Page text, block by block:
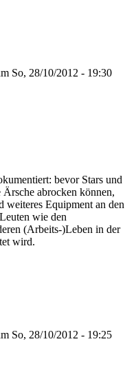
So, 28/10/2012 - 19:30
bevor Stars und
abrocken können,
weiteres Equipment an den
wie den
(Arbeits-)Leben in der
wird.
So, 28/10/2012 - 19:25